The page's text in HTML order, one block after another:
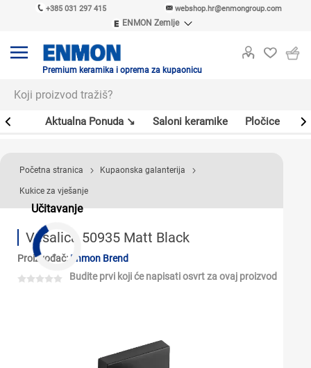
+385 031 297 415 webshop.hr@enmongroup.com
ENMON Zemlje
ENMON MKD
Premium keramika i oprema za kupaonicu
Aktualna Ponuda ↘ Saloni keramike Pločice
Učitavanje
Početna stranica Kupaonska galanterija
Kukice za vješanje
Vešalica 50935 Matt Black
Proizvođač: Enmon Brend
Budite prvi koji će napisati osvrt za ovaj proizvod